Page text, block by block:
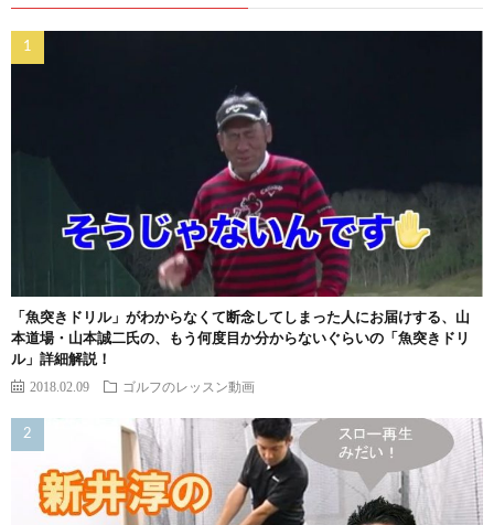
「魚突きドリル」がわからなくて断念してしまった人にお届けする、山
本道場・山本誠二氏の、もう何度目か分からないぐらいの「魚突きドリ
ル」詳細解説！
2018.02.09 ゴルフのレッスン動画